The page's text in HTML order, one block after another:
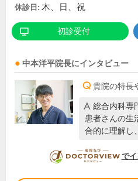
休診日: 木、日、祝
初診受付
中本洋平院長にインタビュー
貴院の特長
総合内科専
患者さんの生
合的に理解し
で